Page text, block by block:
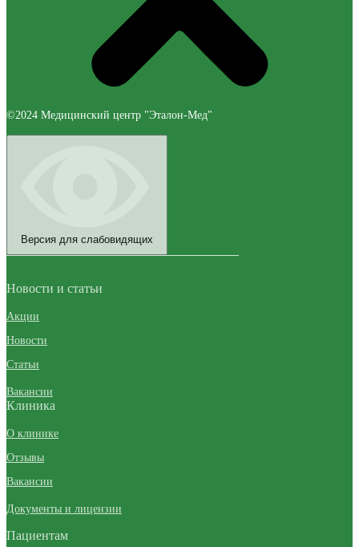
©2024 Медицинский центр "Эталон-Мед"
Версия для слабовидящих
Новости и статьи
Акции
Новости
Статьи
Вакансии
Клиника
О клинике
Отзывы
Вакансии
Документы и лицензии
Пациентам